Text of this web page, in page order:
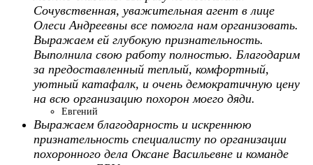
Сочувственная, уважительная агент в лице
Олеси Андреевны все помогла нам организовать.
Выражаем ей глубокую признательность.
Выполнила свою работу полностью. Благодарим
за предоставленный теплый, комфортный,
уютный катафалк, и очень демократичную цену
на всю организацию похорон моего дяди.
Евгений
Выражаем благодарность и искреннюю
признательность специалисту по организации
похоронного дела Оксане Васильевне и команде